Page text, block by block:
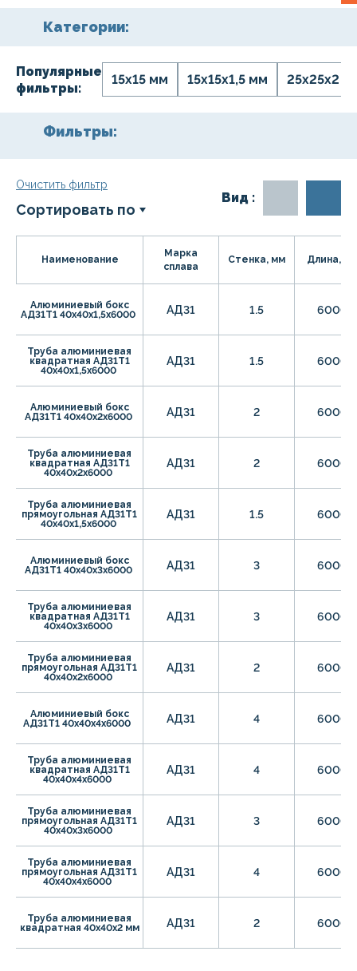
Категории:
Популярные
фильтры:
15х15 мм 15х15х1,5 мм 25x25х2
Очистить фильтр
Сортировать по
Вид :
Фильтры:
Наименование
Марка
сплава
Стенка, мм Длина, мм
Алюминиевый бокс
АД31Т1 40х40х1,5х6000
АД31 1.5 6000
Труба алюминиевая
квадратная АД31Т1
40х40х1,5х6000
АД31 1.5 6000
Алюминиевый бокс
АД31Т1 40х40х2х6000
АД31 2 6000
Труба алюминиевая
квадратная АД31Т1
40х40х2х6000
АД31 2 6000
Труба алюминиевая
прямоугольная АД31Т1
40х40х1,5х6000
АД31 1.5 6000
Алюминиевый бокс
АД31Т1 40х40х3х6000
АД31 3 6000
Труба алюминиевая
квадратная АД31Т1
40х40х3х6000
АД31 3 6000
Труба алюминиевая
прямоугольная АД31Т1
40х40х2х6000
АД31 2 6000
Алюминиевый бокс
АД31Т1 40х40х4х6000
АД31 4 6000
Труба алюминиевая
квадратная АД31Т1
40х40х4х6000
АД31 4 6000
Труба алюминиевая
прямоугольная АД31Т1
40х40х3х6000
АД31 3 6000
Труба алюминиевая
прямоугольная АД31Т1
40х40х4х6000
АД31 4 6000
Труба алюминиевая
квадратная 40х40х2 мм
АД31 2 6000